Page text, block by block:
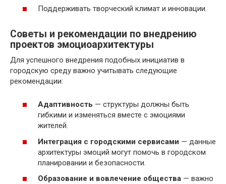
Поддерживать творческий климат и инновации.
Советы и рекомендации по внедрению
проектов эмоциоархитектуры
Для успешного внедрения подобных инициатив в
городскую среду важно учитывать следующие
рекомендации:
Адаптивность — структуры должны быть
гибкими и изменяться вместе с эмоциями
жителей.
Интеграция с городскими сервисами — данные
архитектуры эмоций могут помочь в городском
планировании и безопасности.
Образование и вовлечение общества — важно